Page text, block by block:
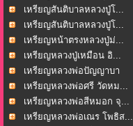
เหรียญสันติบาลหลวงปู่โ...
เหรียญสันติบาลหลวงปู่โ...
เหรียญหน้าตรงหลวงปู่ม่...
เหรียญหลวงปู่เหมือน อิ...
เหรียญหลวงพ่อปัญญาบา
รม...
เหรียญหลวงพ่อศรี วัดหม...
เหรียญหลวงพ่อสีหมอก จุ...
เหรียญหลวงพ่อเณร โพธิส...